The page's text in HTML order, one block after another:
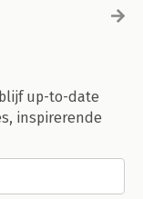
up-to-date
inspirerende